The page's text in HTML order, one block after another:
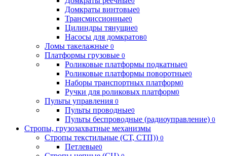
Домкраты винтовые0
Трансмиссионные0
Цилиндры тянущие0
Насосы для домкратов0
Ломы такелажные 0
Платформы грузовые 0
Роликовые платформы подкатные0
Роликовые платформы поворотные0
Наборы транспортных платформ0
Ручки для роликовых платформ0
Пульты управления 0
Пульты проводные0
Пульты беспроводные (радиоуправление) 0
Стропы, грузозахватные механизмы
Стропы текстильные (СТ, СТП)) 0
Петлевые0